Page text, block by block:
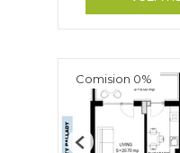
Comision 0%
Previous